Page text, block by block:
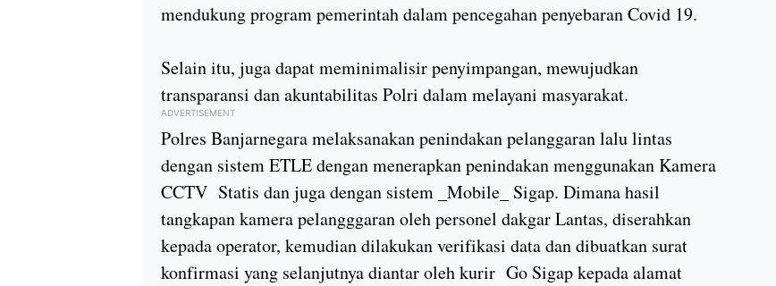
mendukung program pemerintah dalam pencegahan penyebaran Covid 19.
Selain itu, juga dapat meminimalisir penyimpangan, mewujudkan
transparansi dan akuntabilitas Polri dalam melayani masyarakat.
ADVERTISEMENT
Polres Banjarnegara melaksanakan penindakan pelanggaran lalu lintas
dengan sistem ETLE dengan menerapkan penindakan menggunakan Kamera
CCTV Statis dan juga dengan sistem _Mobile_ Sigap. Dimana hasil
tangkapan kamera pelangggaran oleh personel dakgar Lantas, diserahkan
kepada operator, kemudian dilakukan verifikasi data dan dibuatkan surat
konfirmasi yang selanjutnya diantar oleh kurir Go Sigap kepada alamat